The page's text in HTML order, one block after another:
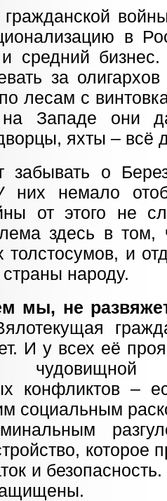
гражданской
в
средний бизнес.
за
лесам с
на Западе они
яхты – всё
забывать о
них немало
от этого не
здесь в
толстосумов, и
страны народу.
мы, не
И у всех её
конфликтов –
социальным
которое
и